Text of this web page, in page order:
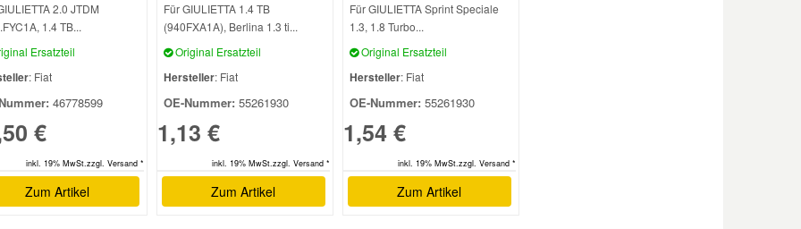
2.0 JTDM
1.4 TB...
Ersatzteil
: Fiat
46778599
€
inkl. 19% MwSt.zzgl. Versand *
Zum Artikel
Für GIULIETTA 1.4 TB
(940FXA1A), Berlina 1.3 ti...
Original Ersatzteil
Hersteller: Fiat
OE-Nummer: 55261930
1,13 €
inkl. 19% MwSt.zzgl. Versand *
Zum Artikel
Für GIULIETTA Sprint Speciale
1.3, 1.8 Turbo...
Original Ersatzteil
Hersteller: Fiat
OE-Nummer: 55261930
1,54 €
inkl. 19% MwSt.zzgl. Versand *
Zum Artikel